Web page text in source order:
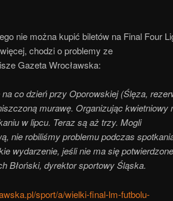
nie można kupić biletów na Final Four
chodzi o problemy ze
Gazeta Wrocławska:
co dzień przy Oporowskiej (Ślęza,
murawę. Organizując kwietniowy
w lipcu. Teraz są aż trzy. Mogli
nie robiliśmy problemu podczas
wydarzenie, jeśli nie ma się
Błoński, dyrektor sportowy Śląska.
sport/a/wielki-final-lm-futbolu-